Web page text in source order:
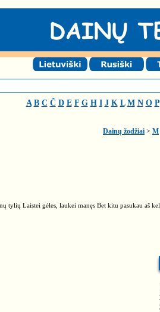
A B C Č D E F G H I J K L M N O P
Dainų žodžiai > M
tylių Laistei gėles, laukei manęs Bet kitu pasukau aš